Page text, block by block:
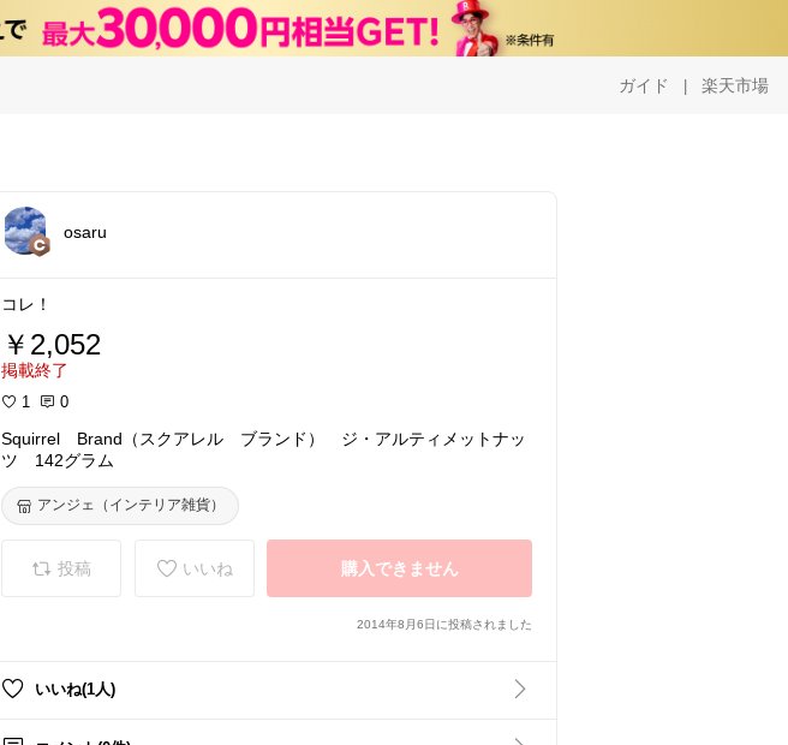
ガイド | 楽天市場
osaru
コレ！
￥2,052
掲載終了
1 0
Squirrel Brand（スクアレル ブランド） ジ・アルティメットナッ
ツ 142グラム
アンジェ（インテリア雑貨）
投稿 いいね 購入できません
2014年8月6日に投稿されました
いいね(1人)